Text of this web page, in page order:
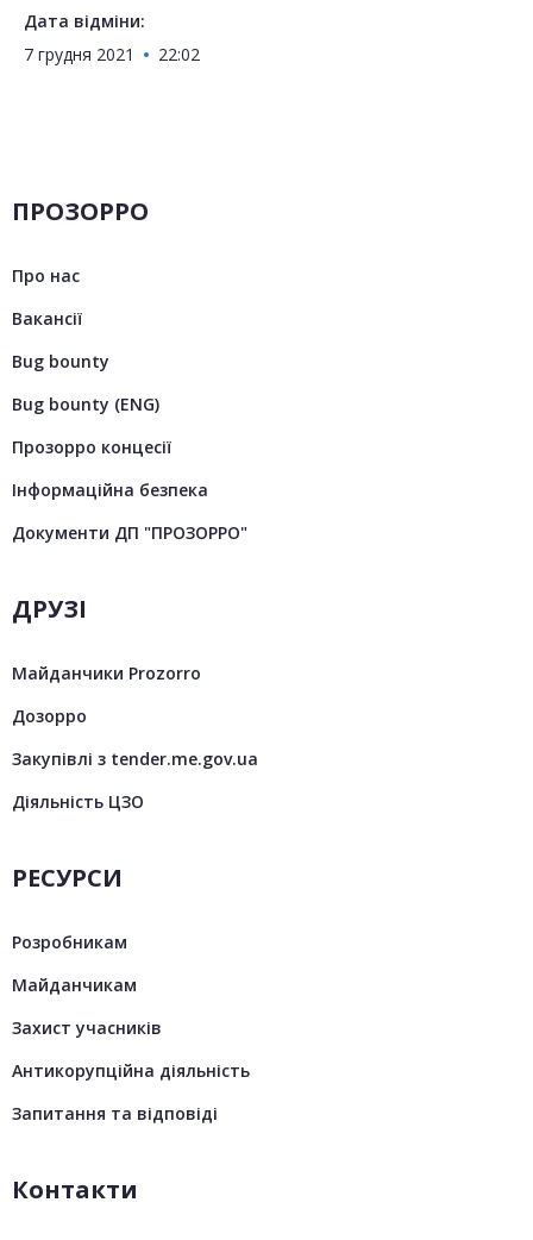
Дата відміни:
7 грудня 2021
22:02
ПРОЗОРРО
Про нас
Вакансії
Bug bounty
Bug bounty (ENG)
Прозорро концесії
Інформаційна безпека
Документи ДП "ПРОЗОРРО"
ДРУЗІ
Майданчики Prozorro
Дозорро
Закупівлі з tender.me.gov.ua
Діяльність ЦЗО
РЕСУРСИ
Розробникам
Майданчикам
Захист учасників
Антикорупційна діяльність
Запитання та відповіді
Контакти